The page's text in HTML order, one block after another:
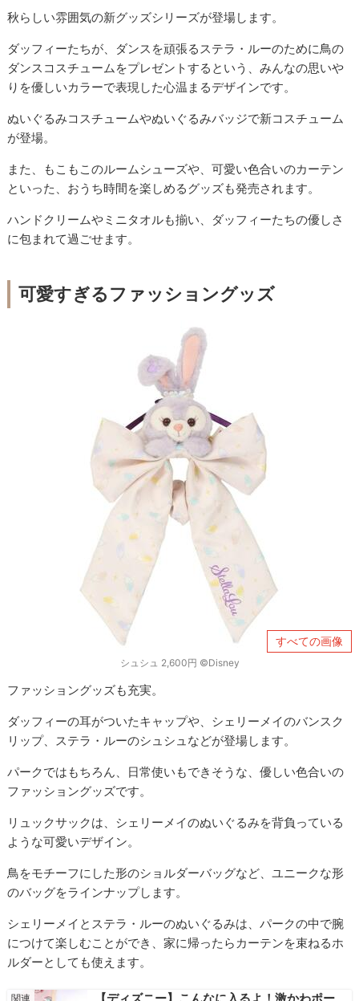
秋らしい雰囲気の新グッズシリーズが登場します。
ダッフィーたちが、ダンスを頑張るステラ・ルーのために鳥の
ダンスコスチュームをプレゼントするという、みんなの思いや
りを優しいカラーで表現した心温まるデザインです。
ぬいぐるみコスチュームやぬいぐるみバッジで新コスチューム
が登場。
また、もこもこのルームシューズや、可愛い色合いのカーテン
といった、おうち時間を楽しめるグッズも発売されます。
ハンドクリームやミニタオルも揃い、ダッフィーたちの優しさ
に包まれて過ごせます。
可愛すぎるファッショングッズ
すべての画像
シュシュ 2,600円 ©Disney
ファッショングッズも充実。
ダッフィーの耳がついたキャップや、シェリーメイのバンスク
リップ、ステラ・ルーのシュシュなどが登場します。
パークではもちろん、日常使いもできそうな、優しい色合いの
ファッショングッズです。
リュックサックは、シェリーメイのぬいぐるみを背負っている
ような可愛いデザイン。
鳥をモチーフにした形のショルダーバッグなど、ユニークな形
のバッグをラインナップします。
シェリーメイとステラ・ルーのぬいぐるみは、パークの中で腕
につけて楽しむことができ、家に帰ったらカーテンを束ねるホ
ルダーとしても使えます。